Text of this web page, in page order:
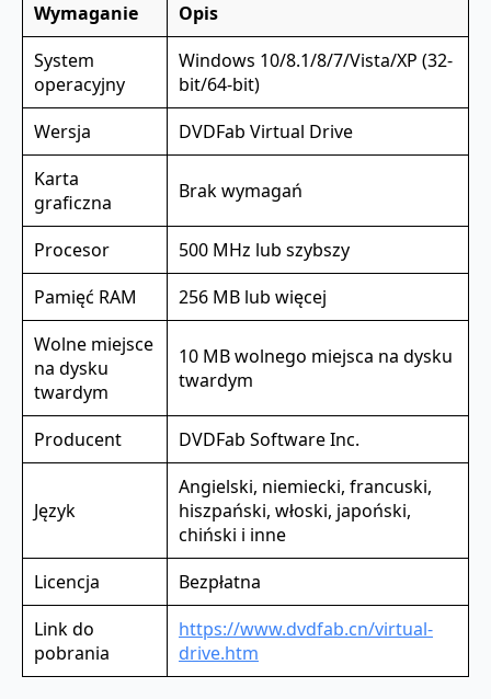
Wymaganie
Opis
System
operacyjny
Windows 10/8.1/8/7/Vista/XP (32-
bit/64-bit)
Wersja
DVDFab Virtual Drive
Karta
graficzna
Brak wymagań
Procesor
500 MHz lub szybszy
Pamięć RAM
256 MB lub więcej
Wolne miejsce
na dysku
twardym
10 MB wolnego miejsca na dysku
twardym
Producent DVDFab Software Inc.
Język
Angielski, niemiecki, francuski,
hiszpański, włoski, japoński,
chiński i inne
Licencja
Bezpłatna
Link do
pobrania
https://www.dvdfab.cn/virtual-
drive.htm